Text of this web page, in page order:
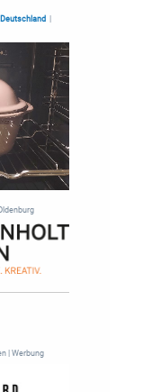
| Werbung